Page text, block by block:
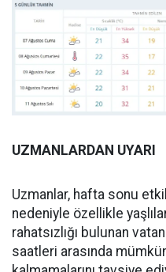
UZMANLARDAN UYARI
Uzmanlar, hafta sonu
nedeniyle özellikle
rahatsızlığı bulunan
saatleri arasında